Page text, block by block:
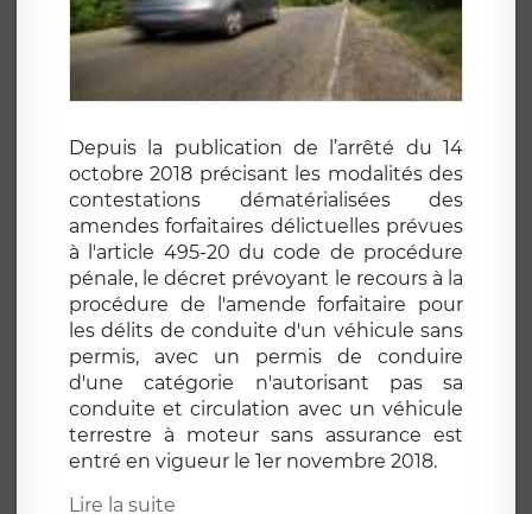
Depuis la publication de l’arrêté du 14
octobre 2018 précisant les modalités des
contestations dématérialisées des
amendes forfaitaires délictuelles prévues
à l'article 495-20 du code de procédure
pénale, le décret prévoyant le recours à la
procédure de l'amende forfaitaire pour
les délits de conduite d'un véhicule sans
permis, avec un permis de conduire
d'une catégorie n'autorisant pas sa
conduite et circulation avec un véhicule
terrestre à moteur sans assurance est
entré en vigueur le 1er novembre 2018.
Lire la suite